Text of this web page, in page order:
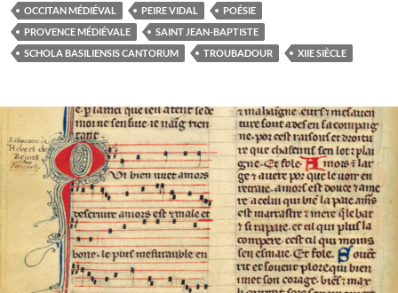
fine
amant
en
Peire
Vidal
OCCITAN MÉDIÉVAL
PEIRE VIDAL
POÉSIE
PROVENCE MÉDIÉVALE
SAINT JEAN-BAPTISTE
SCHOLA BASILIENSIS CANTORUM
TROUBADOUR XIIE SIÈCLE